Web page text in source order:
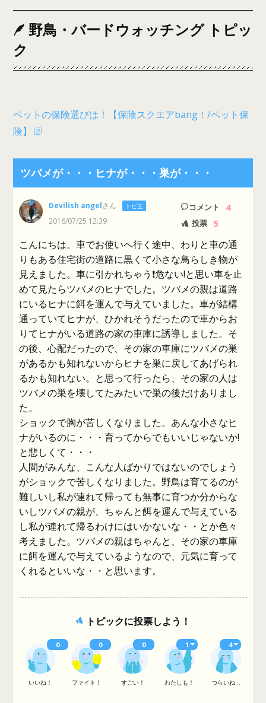
野鳥・バードウォッチング トピッ
ク
ペットの保険選びは！【保険スクエアbang！/ペット保
険】
ツバメが・・・ヒナが・・・巣が・・・
Devilish angelさん トピ主
2016/07/25 12:39
コメント 4
投票 5
こんにちは。車でお使いへ行く途中、わりと車の通
りもある住宅街の道路に黒くて小さな鳥らしき物が
見えました。車に引かれちゃう❗危ない!と思い車を止
めて見たらツバメのヒナでした。ツバメの親は道路
にいるヒナに餌を運んで与えていました。車が結構
通っていてヒナが、ひかれそうだったので車からお
りてヒナがいる道路の家の車庫に誘導しました。そ
の後、心配だったので、その家の車庫にツバメの巣
があるかも知れないからヒナを巣に戻してあげられ
るかも知れない。と思って行ったら、その家の人は
ツバメの巣を壊してたみたいで巣の後だけありまし
た。
ショックで胸が苦しくなりました。あんな小さなヒ
ナがいるのに・・・育ってからでもいいじゃないか!
と悲しくて・・・
人間がみんな、こんな人ばかりではないのでしょう
がショックで苦しくなりました。野鳥は育てるのが
難しいし私が連れて帰っても無事に育つか分からな
いしツバメの親が、ちゃんと餌を運んで与えている
し私が連れて帰るわけにはいかないな・・とか色々
考えました。ツバメの親はちゃんと、その家の車庫
に餌を運んで与えているようなので、元気に育って
くれるといいな・・と思います。
トピックに投票しよう！
いいね！ ファイト！ すごい！ わたしも！ つらいね...
0 0 0 1 4